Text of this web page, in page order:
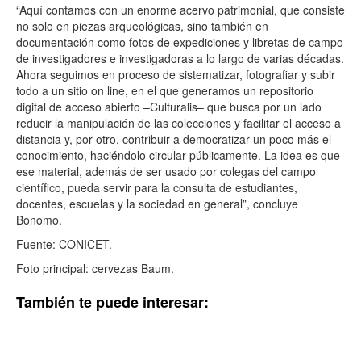
“Aquí contamos con un enorme acervo patrimonial, que consiste
no solo en piezas arqueológicas, sino también en
documentación como fotos de expediciones y libretas de campo
de investigadores e investigadoras a lo largo de varias décadas.
Ahora seguimos en proceso de sistematizar, fotografiar y subir
todo a un sitio on line, en el que generamos un repositorio
digital de acceso abierto –Culturalis– que busca por un lado
reducir la manipulación de las colecciones y facilitar el acceso a
distancia y, por otro, contribuir a democratizar un poco más el
conocimiento, haciéndolo circular públicamente. La idea es que
ese material, además de ser usado por colegas del campo
científico, pueda servir para la consulta de estudiantes,
docentes, escuelas y la sociedad en general”, concluye
Bonomo.
Fuente: CONICET.
Foto principal: cervezas Baum.
También te puede interesar: